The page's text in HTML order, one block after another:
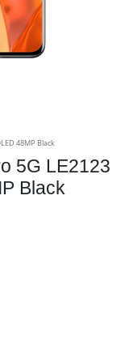
48MP Black
5G LE2123
Black